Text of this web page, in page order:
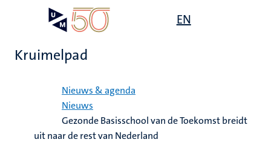
EN
Kruimelpad
Nieuws & agenda
Nieuws
Gezonde Basisschool van de Toekomst breidt
uit naar de rest van Nederland